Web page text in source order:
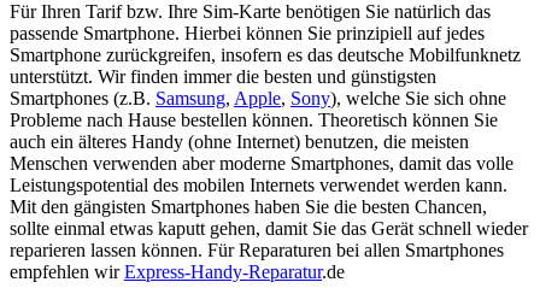
Für Ihren Tarif bzw. Ihre Sim-Karte benötigen Sie natürlich das
passende Smartphone. Hierbei können Sie prinzipiell auf jedes
Smartphone zurückgreifen, insofern es das deutsche Mobilfunknetz
unterstützt. Wir finden immer die besten und günstigsten
Smartphones (z.B. Samsung, Apple, Sony), welche Sie sich ohne
Probleme nach Hause bestellen können. Theoretisch können Sie
auch ein älteres Handy (ohne Internet) benutzen, die meisten
Menschen verwenden aber moderne Smartphones, damit das volle
Leistungspotential des mobilen Internets verwendet werden kann.
Mit den gängisten Smartphones haben Sie die besten Chancen,
sollte einmal etwas kaputt gehen, damit Sie das Gerät schnell wieder
reparieren lassen können. Für Reparaturen bei allen Smartphones
empfehlen wirExpress-Handy-Reparatur.de